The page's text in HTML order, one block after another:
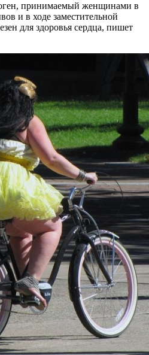
принимаемый женщинами в
и в ходе заместительной
для здоровья сердца, пишет